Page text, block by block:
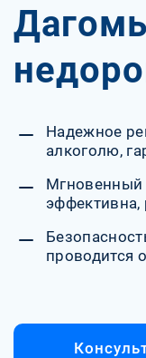
Надежное
алкоголю,
Мгновенный
эффективна,
проводится